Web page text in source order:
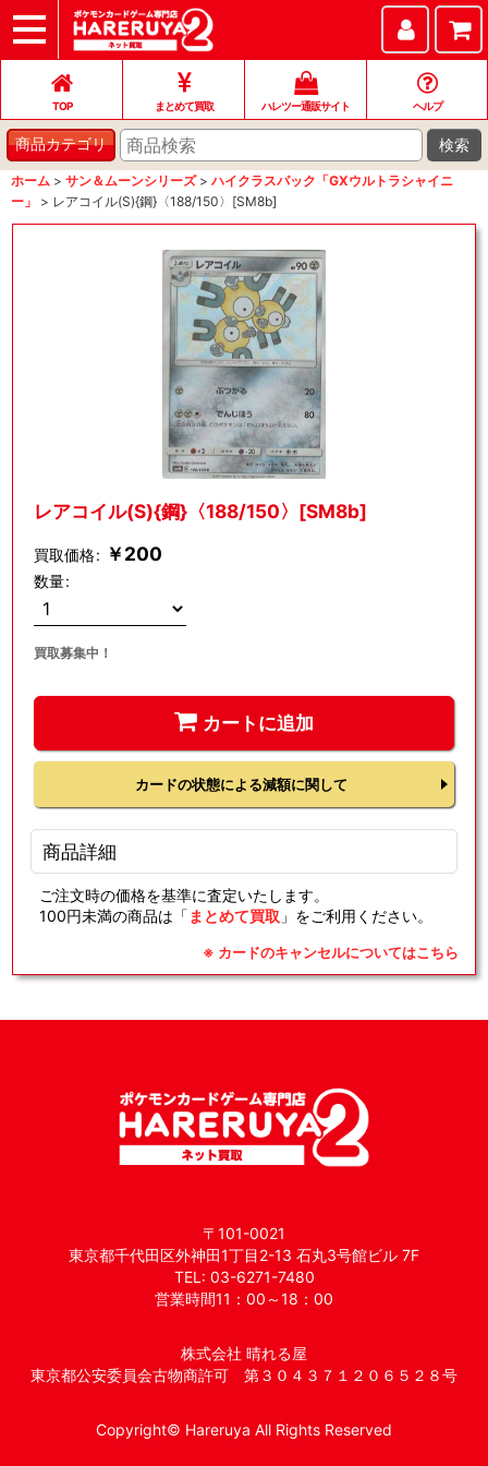
TOP
まとめて買取
ハレツー通販サイト
ヘルプ
お問い合わせ
TOP まとめて買取 ハレツー通販サイト ヘルプ
商品カテゴリ 検索
ホーム > サン＆ムーンシリーズ > ハイクラスパック「GXウルトラシャイニ
ー」
> レアコイル(S){鋼}〈188/150〉[SM8b]
レアコイル(S){鋼}〈188/150〉[SM8b]
買取価格: ￥200
数量:
買取募集中！
カートに追加
カードの状態による減額に関して
商品詳細
ご注文時の価格を基準に査定いたします。
100円未満の商品は「 まとめて買取 」をご利用ください。
※ カードのキャンセルについてはこちら
〒101-0021
東京都千代田区外神田1丁目2-13 石丸3号館ビル 7F
TEL: 03-6271-7480
営業時間11：00～18：00
株式会社 晴れる屋
東京都公安委員会古物商許可 第３０４３７１２０６５２８号
Copyright© Hareruya All Rights Reserved